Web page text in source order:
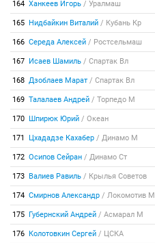
164 Ханкеев Игорь / Уралмаш
165 Нидбайкин Виталий / Кубань Кр
166 Середа Алексей / Ростсельмаш
167 Исаев Шамиль / Спартак Вл
168 Дзоблаев Марат / Спартак Вл
169 Талалаев Андрей / Торпедо М
170 Шпирюк Юрий / Океан
171 Цхададзе Кахабер / Динамо М
172 Осипов Сейран / Динамо Ст
173 Валиев Равиль / Крылья Советов
174 Смирнов Александр / Локомотив М
175 Губернский Андрей / Асмарал М
176 Колотовкин Сергей / ЦСКА